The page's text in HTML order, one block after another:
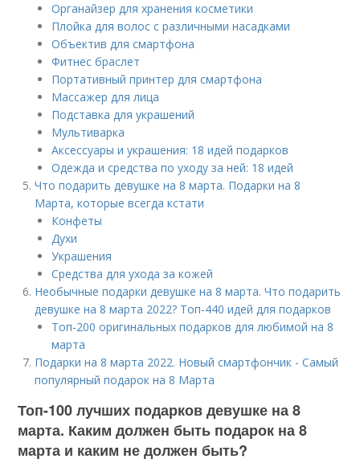
Органайзер для хранения косметики
Плойка для волос с различными насадками
Объектив для смартфона
Фитнес браслет
Портативный принтер для смартфона
Массажер для лица
Подставка для украшений
Мультиварка
Аксессуары и украшения: 18 идей подарков
Одежда и средства по уходу за ней: 18 идей
Что подарить девушке на 8 марта. Подарки на 8
Марта, которые всегда кстати
Конфеты
Духи
Украшения
Средства для ухода за кожей
Необычные подарки девушке на 8 марта. Что подарить
девушке на 8 марта 2022? Топ-440 идей для подарков
Топ-200 оригинальных подарков для любимой на 8
марта
Подарки на 8 марта 2022. Новый смартфончик - Самый
популярный подарок на 8 Марта
Топ-100 лучших подарков девушке на 8
марта. Каким должен быть подарок на 8
марта и каким не должен быть?